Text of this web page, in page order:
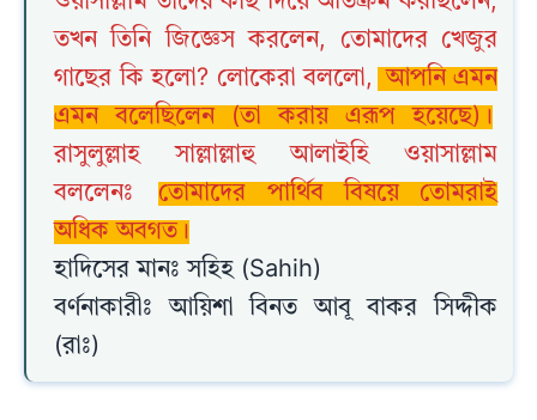
তখন তিনি জিজ্ঞেস করলেন, তোমাদের খেজুর
গাছের কি হলো? লোকেরা বললো, আপনি এমন
এমন বলেছিলেন (তা করায় এরূপ হয়েছে)।
রাসুলুল্লাহ সাল্লাল্লাহু আলাইহি ওয়াসাল্লাম
বললেনঃ
তোমাদের পার্থিব বিষয়ে তোমরাই
অধিক অবগত।
হাদিসের মানঃ সহিহ (Sahih)
বর্ণনাকারীঃ আয়িশা বিনত আবূ বাকর সিদ্দীক
(রাঃ)